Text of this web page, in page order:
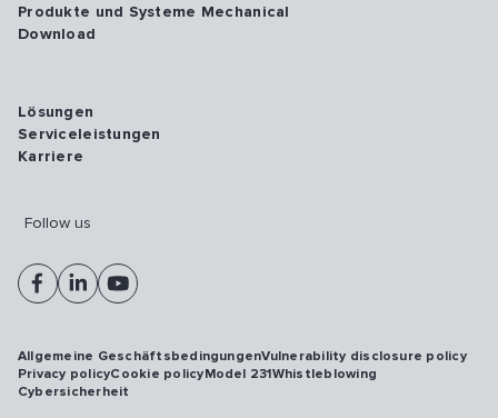
Produkte und Systeme Mechanical
Download
Lösungen
Serviceleistungen
Karriere
Follow us
Allgemeine GeschäftsbedingungenVulnerability disclosure policy
Privacy policyCookie policyModel 231Whistleblowing
Cybersicherheit